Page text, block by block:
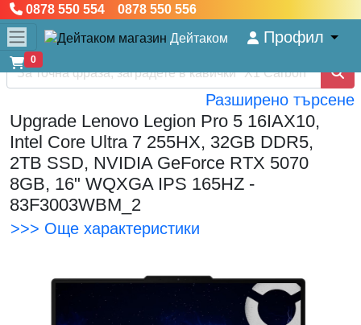
0878 550 554 0878 550 556
Дейтаком Профил
0
Разширено търсене
Upgrade Lenovo Legion Pro 5 16IAX10,
Intel Core Ultra 7 255HX, 32GB DDR5,
2TB SSD, NVIDIA GeForce RTX 5070
8GB, 16" WQXGA IPS 165HZ -
83F3003WBM_2
>>> Още характеристики